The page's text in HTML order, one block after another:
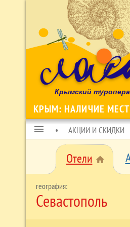
Крымский
КРЫМ: НАЛИЧИЕ МЕСТ
menu АКЦИИ И СКИДКИ
Отели home
Севастополь